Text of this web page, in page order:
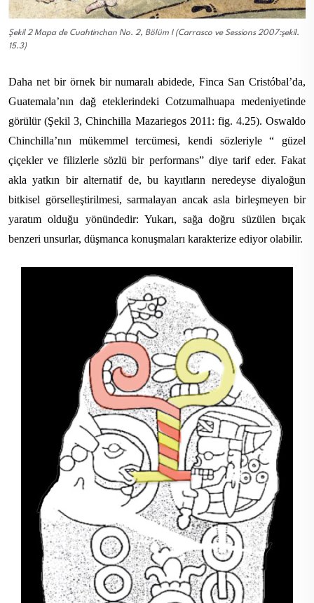
Şekil 2 Mapa de Cuahtinchan No. 2, Bölüm I (Carrasco ve Sessions 2007:şekil.
15.3)
Daha net bir örnek bir numaralı abidede, Finca San Cristóbal’da,
Guatemala’nın dağ eteklerindeki Cotzumalhuapa medeniyetinde
görülür (Şekil 3, Chinchilla Mazariegos 2011: fig. 4.25). Oswaldo
Chinchilla’nın mükemmel tercümesi, kendi sözleriyle “ güzel
çiçekler ve filizlerle sözlü bir performans” diye tarif eder. Fakat
akla yatkın bir alternatif de, bu kayıtların neredeyse diyaloğun
bitkisel görselleştirilmesi, sarmalayan ancak asla birleşmeyen bir
yaratım olduğu yönündedir: Yukarı, sağa doğru süzülen bıçak
benzeri unsurlar, düşmanca konuşmaları karakterize ediyor olabilir.